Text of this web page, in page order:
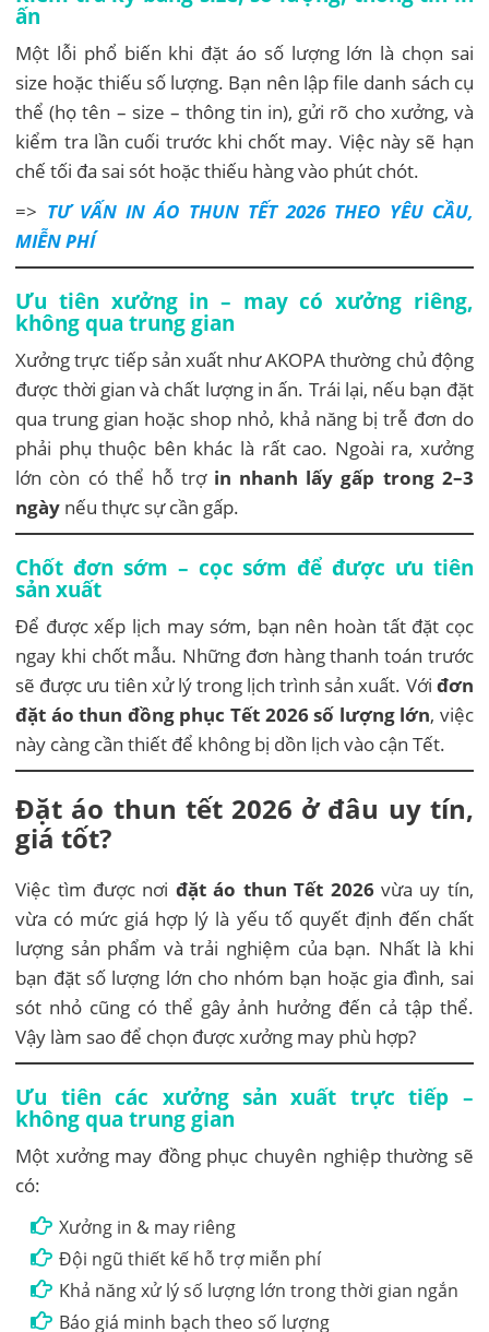
ấn
Một lỗi phổ biến khi đặt áo số lượng lớn là chọn sai
size hoặc thiếu số lượng. Bạn nên lập file danh sách cụ
thể (họ tên – size – thông tin in), gửi rõ cho xưởng, và
kiểm tra lần cuối trước khi chốt may. Việc này sẽ hạn
chế tối đa sai sót hoặc thiếu hàng vào phút chót.
=> TƯ VẤN IN ÁO THUN TẾT 2026 THEO YÊU CẦU,
MIỄN PHÍ
Ưu tiên xưởng in – may có xưởng riêng,
không qua trung gian
Xưởng trực tiếp sản xuất như AKOPA thường chủ động
được thời gian và chất lượng in ấn. Trái lại, nếu bạn đặt
qua trung gian hoặc shop nhỏ, khả năng bị trễ đơn do
phải phụ thuộc bên khác là rất cao. Ngoài ra, xưởng
lớn còn có thể hỗ trợ in nhanh lấy gấp trong 2–3
ngày nếu thực sự cần gấp.
Chốt đơn sớm – cọc sớm để được ưu tiên
sản xuất
Để được xếp lịch may sớm, bạn nên hoàn tất đặt cọc
ngay khi chốt mẫu. Những đơn hàng thanh toán trước
sẽ được ưu tiên xử lý trong lịch trình sản xuất. Với đơn
đặt áo thun đồng phục Tết 2026 số lượng lớn, việc
này càng cần thiết để không bị dồn lịch vào cận Tết.
Đặt áo thun tết 2026 ở đâu uy tín,
giá tốt?
Việc tìm được nơi đặt áo thun Tết 2026vừa uy tín,
vừa có mức giá hợp lý là yếu tố quyết định đến chất
lượng sản phẩm và trải nghiệm của bạn. Nhất là khi
bạn đặt số lượng lớn cho nhóm bạn hoặc gia đình, sai
sót nhỏ cũng có thể gây ảnh hưởng đến cả tập thể.
Vậy làm sao để chọn được xưởng may phù hợp?
Ưu tiên các xưởng sản xuất trực tiếp –
không qua trung gian
Một xưởng may đồng phục chuyên nghiệp thường sẽ
có:
Xưởng in & may riêng
Đội ngũ thiết kế hỗ trợ miễn phí
Khả năng xử lý số lượng lớn trong thời gian ngắn
Báo giá minh bạch theo số lượng